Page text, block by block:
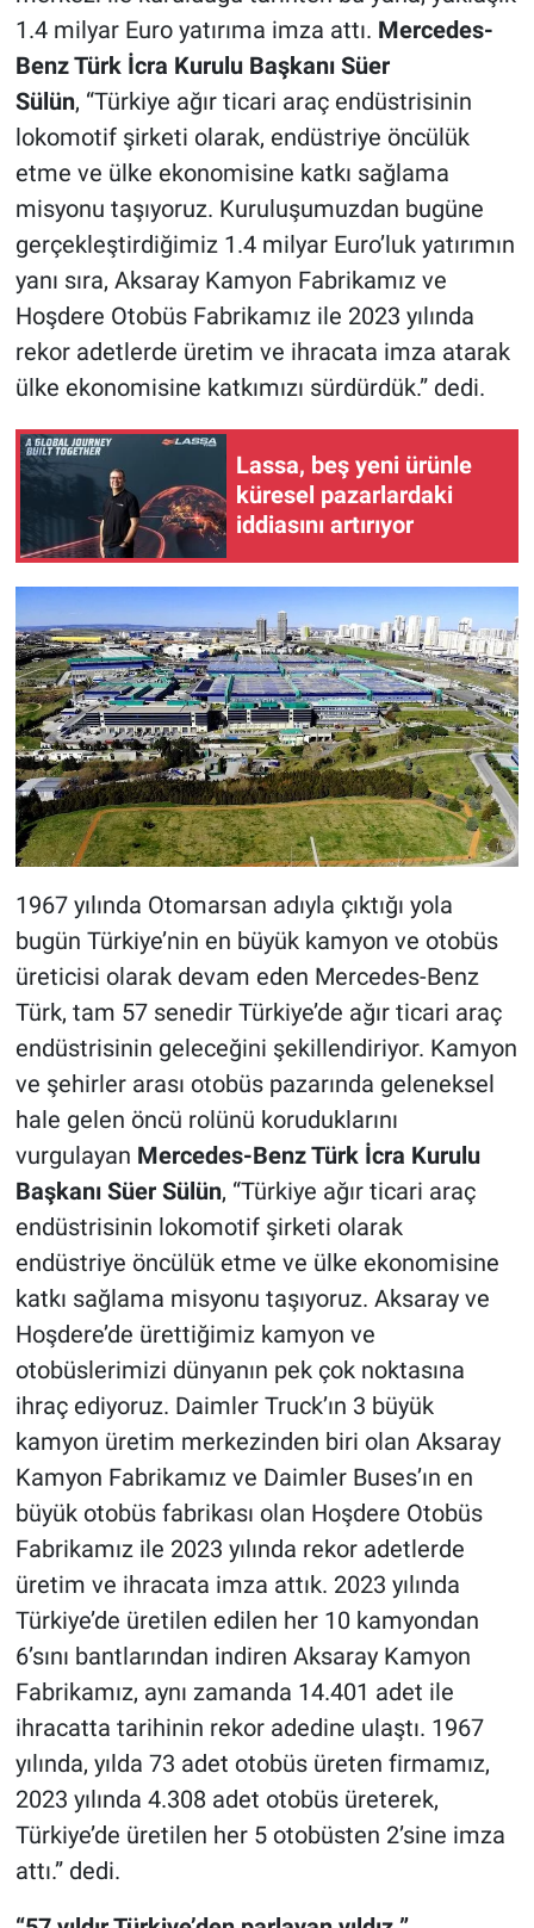
1.4 milyar Euro yatırıma imza attı. Mercedes-
Benz Türk İcra Kurulu Başkanı Süer
Sülün, “Türkiye ağır ticari araç endüstrisinin
lokomotif şirketi olarak, endüstriye öncülük
etme ve ülke ekonomisine katkı sağlama
misyonu taşıyoruz. Kuruluşumuzdan bugüne
gerçekleştirdiğimiz 1.4 milyar Euro’luk yatırımın
yanı sıra, Aksaray Kamyon Fabrikamız ve
Hoşdere Otobüs Fabrikamız ile 2023 yılında
rekor adetlerde üretim ve ihracata imza atarak
ülke ekonomisine katkımızı sürdürdük.” dedi.
Lassa, beş yeni ürünle
küresel pazarlardaki
iddiasını artırıyor
1967 yılında Otomarsan adıyla çıktığı yola
bugün Türkiye’nin en büyük kamyon ve otobüs
üreticisi olarak devam eden Mercedes-Benz
Türk, tam 57 senedir Türkiye’de ağır ticari araç
endüstrisinin geleceğini şekillendiriyor. Kamyon
ve şehirler arası otobüs pazarında geleneksel
hale gelen öncü rolünü koruduklarını
vurgulayan Mercedes-Benz Türk İcra Kurulu
Başkanı Süer Sülün, “Türkiye ağır ticari araç
endüstrisinin lokomotif şirketi olarak
endüstriye öncülük etme ve ülke ekonomisine
katkı sağlama misyonu taşıyoruz. Aksaray ve
Hoşdere’de ürettiğimiz kamyon ve
otobüslerimizi dünyanın pek çok noktasına
ihraç ediyoruz. Daimler Truck’ın 3 büyük
kamyon üretim merkezinden biri olan Aksaray
Kamyon Fabrikamız ve Daimler Buses’ın en
büyük otobüs fabrikası olan Hoşdere Otobüs
Fabrikamız ile 2023 yılında rekor adetlerde
üretim ve ihracata imza attık. 2023 yılında
Türkiye’de üretilen edilen her 10 kamyondan
6’sını bantlarından indiren Aksaray Kamyon
Fabrikamız, aynı zamanda 14.401 adet ile
ihracatta tarihinin rekor adedine ulaştı. 1967
yılında, yılda 73 adet otobüs üreten firmamız,
2023 yılında 4.308 adet otobüs üreterek,
Türkiye’de üretilen her 5 otobüsten 2’sine imza
attı.” dedi.